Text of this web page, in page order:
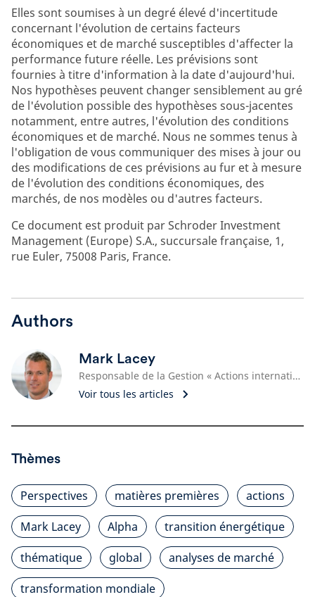
Elles sont soumises à un degré élevé d'incertitude
concernant l'évolution de certains facteurs
économiques et de marché susceptibles d'affecter la
performance future réelle. Les prévisions sont
fournies à titre d'information à la date d'aujourd'hui.
Nos hypothèses peuvent changer sensiblement au gré
de l'évolution possible des hypothèses sous-jacentes
notamment, entre autres, l'évolution des conditions
économiques et de marché. Nous ne sommes tenus à
l'obligation de vous communiquer des mises à jour ou
des modifications de ces prévisions au fur et à mesure
de l'évolution des conditions économiques, des
marchés, de nos modèles ou d'autres facteurs.
Ce document est produit par Schroder Investment
Management (Europe) S.A., succursale française, 1,
rue Euler, 75008 Paris, France.
Authors
Mark Lacey
Responsable de la Gestion « Actions internationales / Ressources naturelles », Gérant de portefeuille
Voir tous les articles
Thèmes
Perspectives matières premières
actions
Mark Lacey
Alpha
transition énergétique
thématique
global
analyses de marché
transformation mondiale